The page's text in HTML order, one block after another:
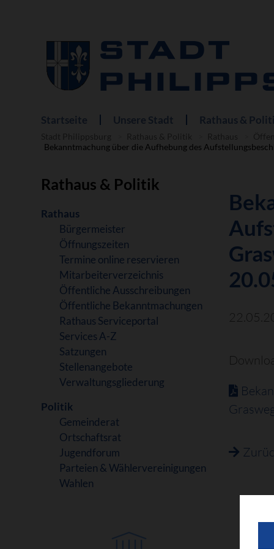
Navigation
überspringen
Startseite Unsere Stadt Rathaus &
Bekanntmachung über die Aufhebung des
Rathaus & Politik
Navigation
überspringen
Rathaus
Bürgermeister
Öffnungszeiten
Termine online reservieren
Mitarbeiterverzeichnis
Öffentliche Ausschreibungen
Öffentliche Bekanntmachungen
Rathaus Serviceportal
Services A-Z
Satzungen
Stellenangebote
Verwaltungsgliederung
Politik
Gemeinderat
Ortschaftsrat
Jugendforum
Parteien & Wählervereinigungen
Wahlen